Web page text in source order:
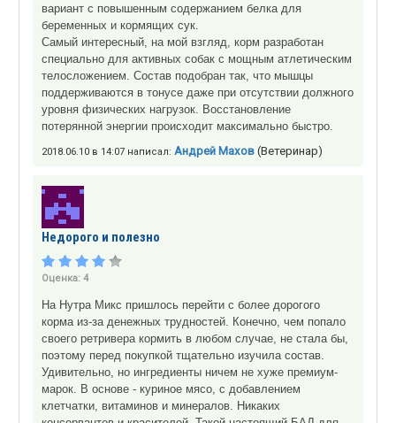
вариант с повышенным содержанием белка для
беременных и кормящих сук.
Самый интересный, на мой взгляд, корм разработан
специально для активных собак с мощным атлетическим
телосложением. Состав подобран так, что мышцы
поддерживаются в тонусе даже при отсутствии должного
уровня физических нагрузок. Восстановление
потерянной энергии происходит максимально быстро.
2018.06.10 в 14:07 написал: Андрей Махов (Ветеринар)
Недорого и полезно
Оценка: 4
На Нутра Микс пришлось перейти с более дорогого
корма из-за денежных трудностей. Конечно, чем попало
своего ретривера кормить в любом случае, не стала бы,
поэтому перед покупкой тщательно изучила состав.
Удивительно, но ингредиенты ничем не хуже премиум-
марок. В основе - куриное мясо, с добавлением
клетчатки, витаминов и минералов. Никаких